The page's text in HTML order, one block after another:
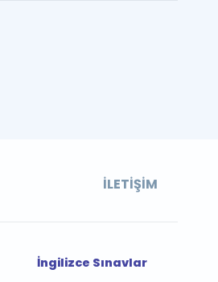
İLETIŞIM
İngilizce Sınavlar